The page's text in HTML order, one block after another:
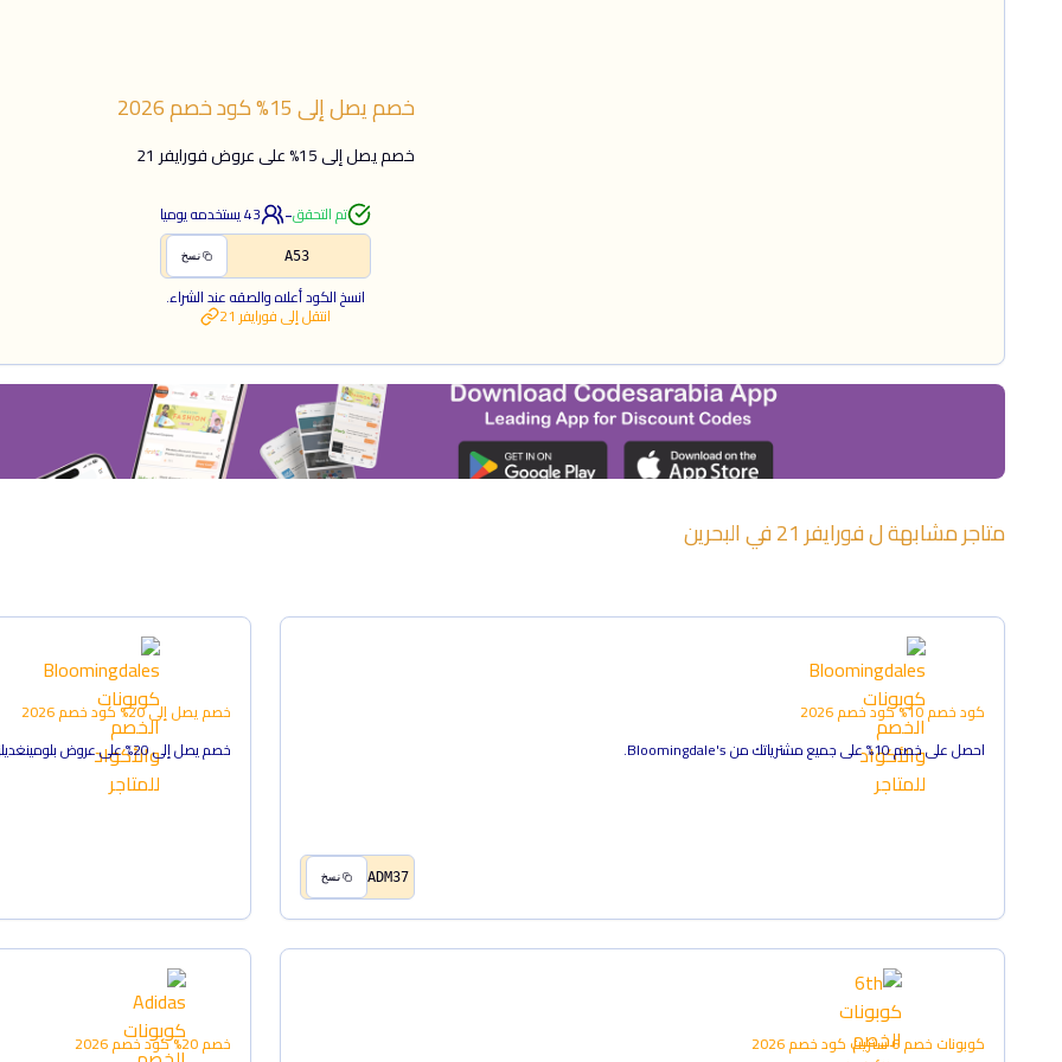
خصم يصل إلى 15% كود خصم2026
خصم يصل إلى 15% على عروض فورايفر 21
تم التحقق-
43يستخدمه يوميا
A53 نسخ
انسخ الكود أعلاه والصقه عند الشراء.
انتقل إلىفورايفر 21
متاجر مشابهة لفورايفر 21 فيالبحرين
كود خصم 10% كود خصم2026
احصل على خصم 10% على جميع مشترياتك من Bloomingdale's.
ADM37 نسخ
خصم يصل إلى 20% كود خصم2026
خصم يصل إلى 20% على عروض بلومينغديلز
كوبونات خصم 6 ستريت كود خصم2026
خصم 20% كود خصم2026